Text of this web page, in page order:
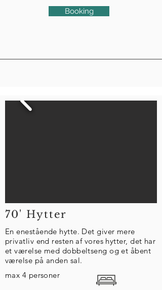
Booking
70' Hytter
En enestående hytte. Det giver mere
privatliv end resten af ​​vores hytter, det har
et værelse med dobbeltseng og et åbent
værelse på anden sal.
max 4 personer